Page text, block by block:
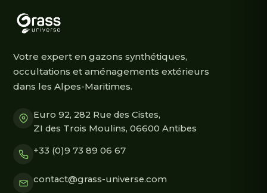
Votre expert en gazons synthétiques,
occultations et aménagements extérieurs
dans les Alpes-Maritimes.
Euro 92, 282 Rue des Cistes,
ZI des Trois Moulins, 06600 Antibes
+33 (0)9 73 89 06 67
contact@grass-universe.com